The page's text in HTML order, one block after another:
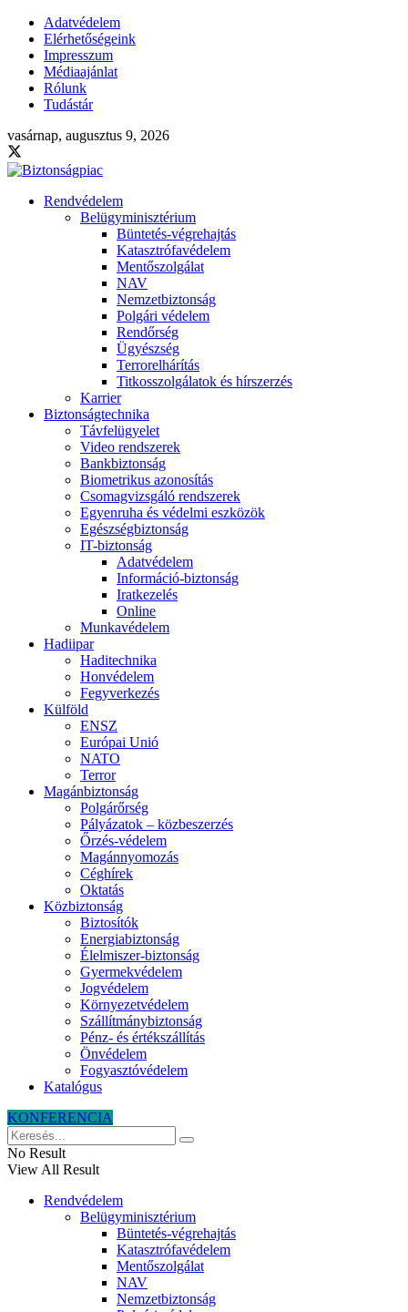
Adatvédelem
Elérhetőségeink
Impresszum
Médiaajánlat
Rólunk
Tudástár
vasárnap, augusztus 9, 2026
Rendvédelem
Belügyminisztérium
Büntetés-végrehajtás
Katasztrófavédelem
Mentőszolgálat
NAV
Nemzetbiztonság
Polgári védelem
Rendőrség
Ügyészség
Terrorelhárítás
Titkosszolgálatok és hírszerzés
Karrier
Biztonságtechnika
Távfelügyelet
Video rendszerek
Bankbiztonság
Biometrikus azonosítás
Csomagvizsgáló rendszerek
Egyenruha és védelmi eszközök
Egészségbiztonság
IT-biztonság
Adatvédelem
Információ-biztonság
Iratkezelés
Online
Munkavédelem
Hadiipar
Haditechnika
Honvédelem
Fegyverkezés
Külföld
ENSZ
Európai Unió
NATO
Terror
Magánbiztonság
Polgárőrség
Pályázatok – közbeszerzés
Őrzés-védelem
Magánnyomozás
Céghírek
Oktatás
Közbiztonság
Biztosítók
Energiabiztonság
Élelmiszer-biztonság
Gyermekvédelem
Jogvédelem
Környezetvédelem
Szállítmánybiztonság
Pénz- és értékszállítás
Önvédelem
Fogyasztóvédelem
Katalógus
KONFERENCIA
No Result
View All Result
Rendvédelem
Belügyminisztérium
Büntetés-végrehajtás
Katasztrófavédelem
Mentőszolgálat
NAV
Nemzetbiztonság